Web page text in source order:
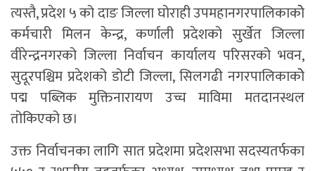
त्यस्तै, प्रदेश ५ को दाङ जिल्ला घोराही उपमहानगरपालिकाकोे
कर्मचारी मिलन केन्द्र, कर्णाली प्रदेशको सुर्खेत जिल्ला
वीरेन्द्रनगरको जिल्ला निर्वाचन कार्यालय परिसरको भवन,
सुदूरपश्चिम प्रदेशको डोटी जिल्ला, सिलगढी नगरपालिकाकोे
पद्म पब्लिक मुक्तिनारायण उच्च माविमा मतदानस्थल
तोकिएको छ।
उक्त निर्वाचनका लागि सात प्रदेशमा प्रदेशसभा सदस्यतर्फका